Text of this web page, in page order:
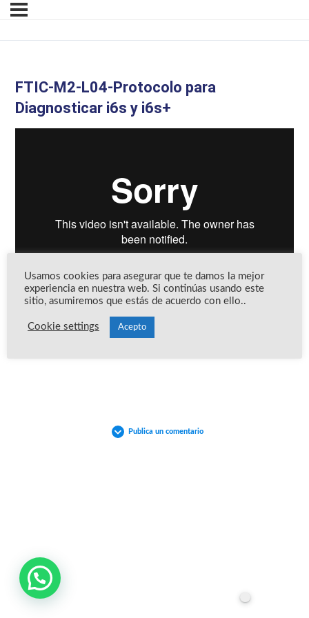
FTIC-M2-L04-Protocolo para
Diagnosticar i6s y i6s+
Volver a la Modulo
Publica un comentario
Usamos cookies para asegurar que te damos la mejor
experiencia en nuestra web. Si continúas usando este
sitio, asumiremos que estás de acuerdo con ello..
Cookie settings Acepto